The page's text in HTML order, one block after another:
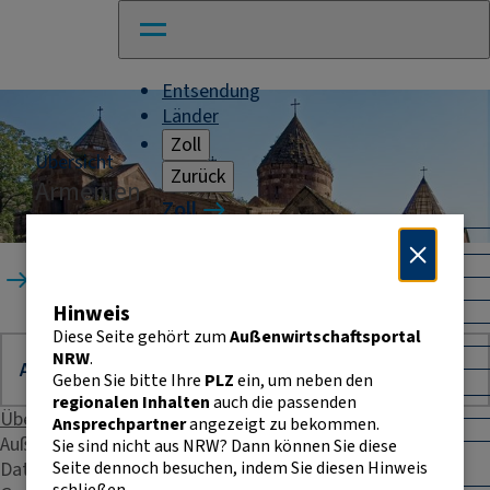
Entsendung
Länder
Zoll
Zurück
Zoll
Warenverkehr mit Drittländern
Warenursprung und Präferenzen
Warenverkehr innerhalb der EU
Allgemeines
Intrahandelsstatistik
Umsatzsteuer-
Identifikationsnummer
Übersicht
Armenien
Übersicht
Außenhandelsstatistik
Daten & Fakten
Hinweis
Diese Seite gehört zumAußenwirtschaftsportal
NRW.
Geben Sie bitte Ihre PLZein, um neben den
regionalen Inhaltenauch die passenden
Ansprechpartnerangezeigt zu bekommen.
Sie sind nicht aus NRW? Dann können Sie diese
Seite dennoch besuchen, indem Sie diesen Hinweis